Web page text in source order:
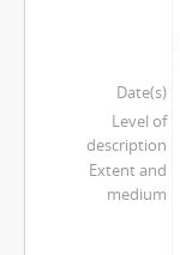
Date(s)
Level of
description
Extent and
medium